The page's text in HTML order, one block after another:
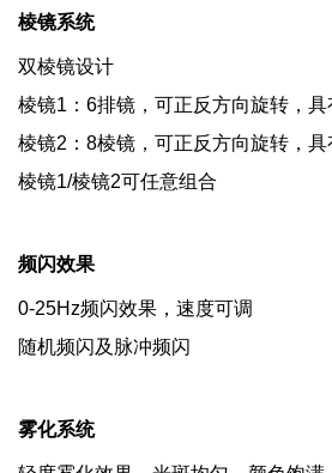
棱镜系统
双棱镜设计
棱镜1：6排镜，可正反方向旋转，
棱镜2：8棱镜，可正反方向旋转，
棱镜1/棱镜2可任意组合
频闪效果
0-25Hz频闪效果，速度可调
随机频闪及脉冲频闪
雾化系统